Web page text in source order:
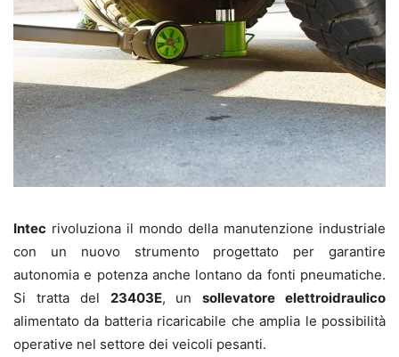
Intec rivoluziona il mondo della manutenzione industriale
con un nuovo strumento progettato per garantire
autonomia e potenza anche lontano da fonti pneumatiche.
Si tratta del 23403E, unsollevatore elettroidraulico
alimentato da batteria ricaricabile che amplia le possibilità
operative nel settore dei veicoli pesanti.